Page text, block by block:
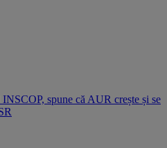
spune că AUR crește și se